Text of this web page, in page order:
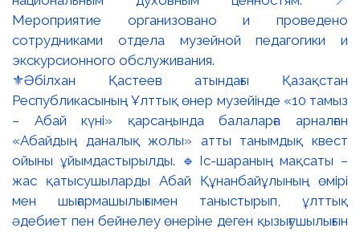
⚜️Әбілхан Қастеев атындағы Қазақстан
Республикасының Ұлттық өнер музейінде «10 тамыз
– Абай күні» қарсаңында балаларға арналған
«Абайдың даналық жолы» атты танымдық квест
ойыны ұйымдастырылды. 🔹Іс-шараның мақсаты –
жас қатысушыларды Абай Құнанбайұлының өмірі
мен шығармашылығымен таныстырып, ұлттық
әдебиет пен бейнелеу өнеріне деген қызығушылығын